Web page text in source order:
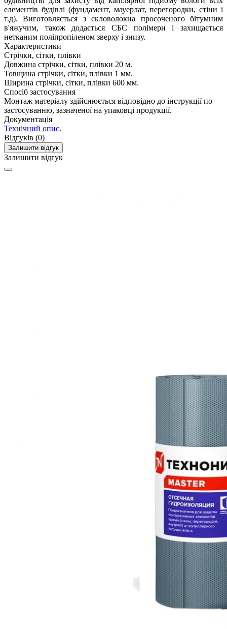
елементів будівлі (фундамент, мауерлат, перегородки, стіни і
т.д). Виготовляється з скловолокна просоченого бітумним
в'яжучим, також додається СБС полімери і захищається
нетканим поліпропіленом зверху і знизу.
Характеристики
Стрічки, сітки, плівки
Довжина стрічки, сітки, плівки 20 м.
Товщина стрічки, сітки, плівки 1 мм.
Ширина стрічки, сітки, плівки 600 мм.
Спосіб застосування
Монтаж матеріалу здійснюється відповідно до інструкції по
застосуванню, зазначеної на упаковці продукції.
Документація
Технічний опис.
Відгуків (0)
Залишити відгук
Залишити відгук